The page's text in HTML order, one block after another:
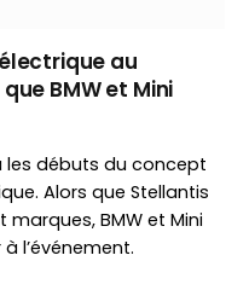
au
BMW et Mini
les débuts du concept
Alors que Stellantis
BMW et Mini
l’événement.